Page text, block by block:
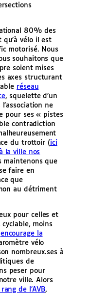
80% des
qu’à vélo il est
motorisé. Nous
souhaitons que
soient mises
axes structurant
réseau
, squelette d’un
ne
pour ses « pistes
contradiction
du trottoir (ici
la ville nos
maintenons que
faire en
que
non au détriment
pour celles et
moins
encourage la
vélo
nombreux.ses à
de
peser pour
ville. Alors
de l’AVB,